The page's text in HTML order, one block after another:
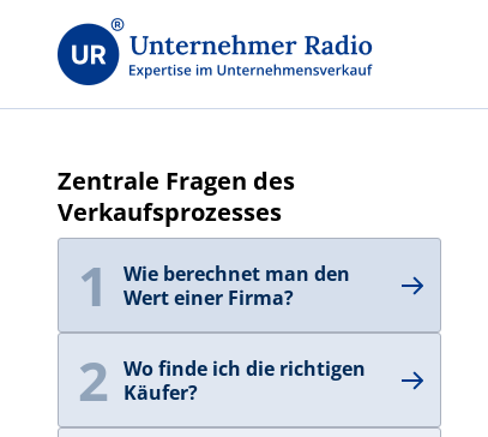
Zentrale Fragen des
Verkaufsprozesses
1
Wie berechnet man den
Wert einer Firma?
2
Wo finde ich die richtigen
Käufer?